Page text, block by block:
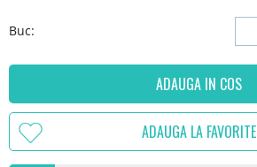
Buc:
ADAUGA IN COS
ADAUGA LA FAVORITE